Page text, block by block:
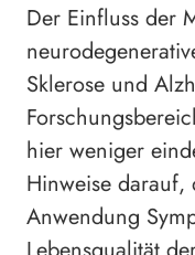
Der Einfluss der
Sklerose und
hier weniger
Hinweise darauf,
Anwendung